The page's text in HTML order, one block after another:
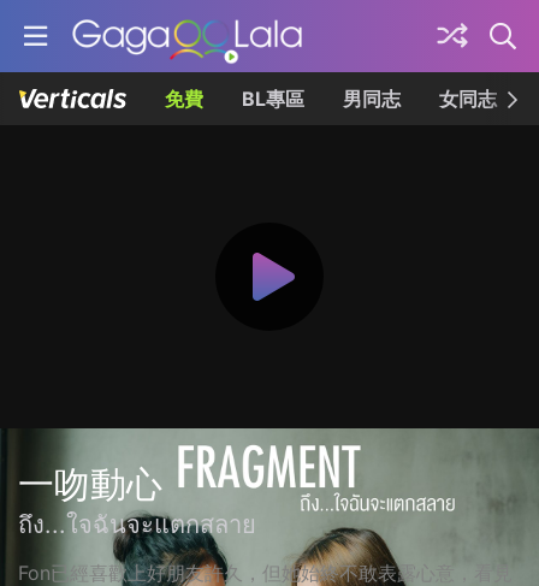
免費 BL專區 男同志 女同志
一吻動心
ถึง...ใจฉันจะแตกสลาย
Fon已經喜歡上好朋友許久，但她始終不敢表露心意，看見